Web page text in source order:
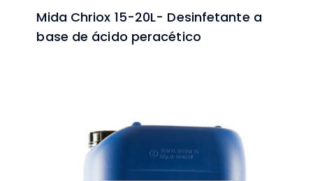
Mida Chriox 15-20L- Desinfetante a
base de ácido peracético